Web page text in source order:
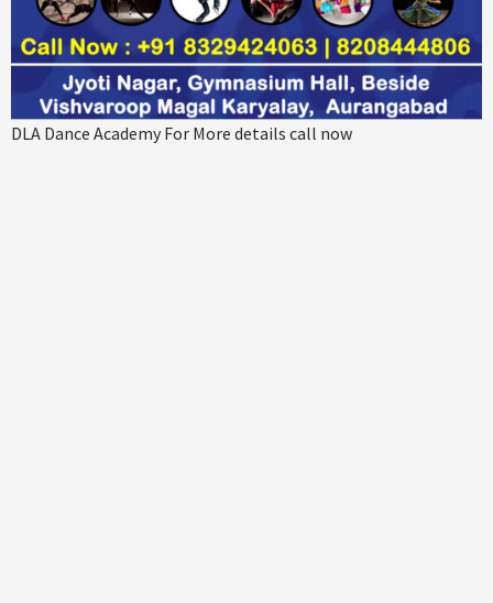
DLA Dance Academy For More details call now